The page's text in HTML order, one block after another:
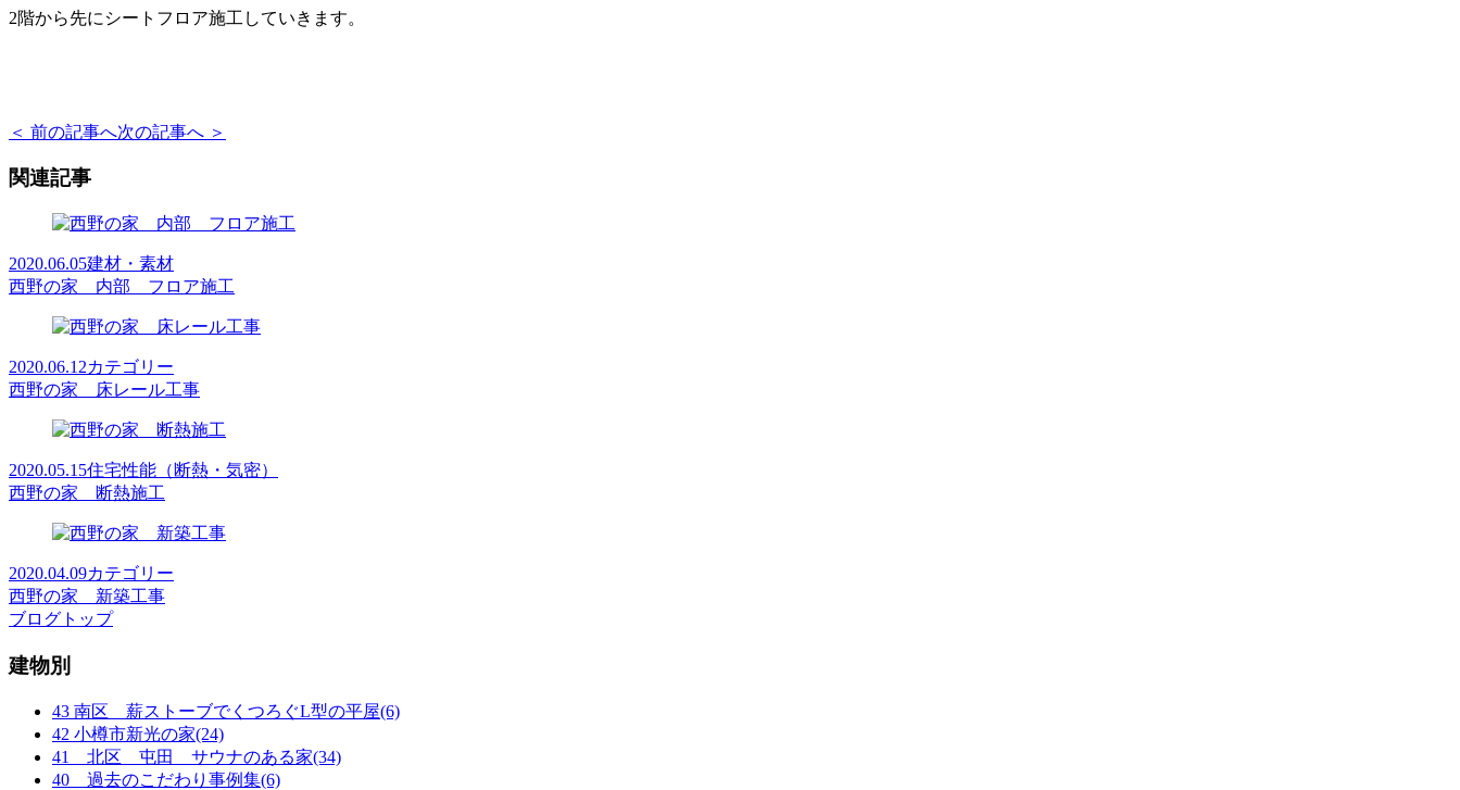
2階から先にシートフロア施工していきます。
＜ 前の記事へ次の記事へ ＞
関連記事
2020.06.05建材・素材
西野の家 内部 フロア施工
2020.06.12カテゴリー
西野の家 床レール工事
2020.05.15住宅性能（断熱・気密）
西野の家 断熱施工
2020.04.09カテゴリー
西野の家 新築工事
ブログトップ
建物別
43 南区 薪ストーブでくつろぐL型の平屋(6)
42 小樽市新光の家(24)
41 北区 屯田 サウナのある家(34)
40 過去のこだわり事例集(6)